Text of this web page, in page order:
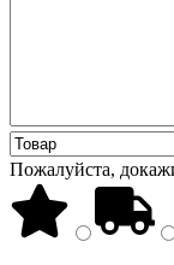
Пожалуйста,